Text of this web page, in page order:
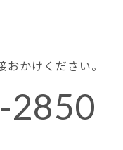
かけください。
2850